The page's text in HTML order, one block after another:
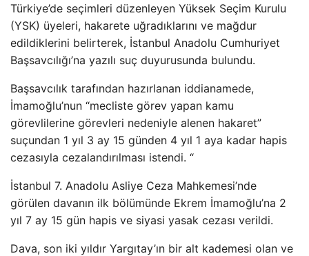
Türkiye’de seçimleri düzenleyen Yüksek Seçim Kurulu
(YSK) üyeleri, hakarete uğradıklarını ve mağdur
edildiklerini belirterek, İstanbul Anadolu Cumhuriyet
Başsavcılığı’na yazılı suç duyurusunda bulundu.
Başsavcılık tarafından hazırlanan iddianamede,
İmamoğlu’nun “mecliste görev yapan kamu
görevlilerine görevleri nedeniyle alenen hakaret”
suçundan 1 yıl 3 ay 15 günden 4 yıl 1 aya kadar hapis
cezasıyla cezalandırılması istendi. “
İstanbul 7. Anadolu Asliye Ceza Mahkemesi’nde
görülen davanın ilk bölümünde Ekrem İmamoğlu’na 2
yıl 7 ay 15 gün hapis ve siyasi yasak cezası verildi.
Dava, son iki yıldır Yargıtay’ın bir alt kademesi olan ve